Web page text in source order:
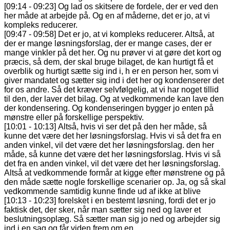
[09:14 - 09:23] Og lad os skitsere de fordele, der er ved den
her måde at arbejde på. Og en af måderne, det er jo, at vi
kompleks reducerer.
[09:47 - 09:58] Det er jo, at vi kompleks reducerer. Altså, at
der er mange løsningsforslag, der er mange cases, der er
mange vinkler på det her. Og nu prøver vi at gøre det kort og
præcis, så dem, der skal bruge bilaget, de kan hurtigt få et
overblik og hurtigt sætte sig ind i, h er en person her, som vi
giver mandatet og sætter sig ind i det her og kondenserer det
for os andre. Så det kræver selvfølgelig, at vi har noget tillid
til den, der laver det bilag. Og at vedkommende kan lave den
der kondensering. Og kondenseringen bygger jo enten på
mønstre eller på forskellige perspektiv.
[10:01 - 10:13] Altså, hvis vi ser det på den her måde, så
kunne det være det her løsningsforslag. Hvis vi så det fra en
anden vinkel, vil det være det her løsningsforslag. den her
måde, så kunne det være det her løsningsforslag. Hvis vi så
det fra en anden vinkel, vil det være det her løsningsforslag.
Altså at vedkommende formår at kigge efter mønstrene og på
den måde sætte nogle forskellige scenarier op. Ja, og så skal
vedkommende samtidig kunne finde ud af ikke at blive
[10:13 - 10:23] forelsket i en bestemt løsning, fordi det er jo
faktisk det, der sker, når man sætter sig ned og laver et
beslutningsoplæg. Så sætter man sig jo ned og arbejder sig
ind i en sag og får viden frem om en